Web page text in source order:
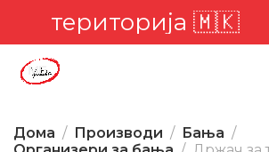
територија 🇲🇰
Дома Производи
Бања